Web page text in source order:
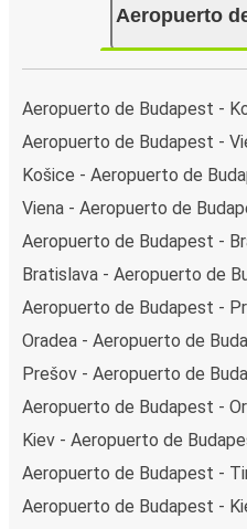
Aeropuerto
Aeropuerto de Budapest -
Aeropuerto de Budapest -
Košice - Aeropuerto de
Viena - Aeropuerto de
Aeropuerto de Budapest -
Bratislava - Aeropuerto de
Aeropuerto de Budapest -
Oradea - Aeropuerto de
Prešov - Aeropuerto de
Aeropuerto de Budapest -
Kiev - Aeropuerto de
Aeropuerto de Budapest -
Aeropuerto de Budapest -